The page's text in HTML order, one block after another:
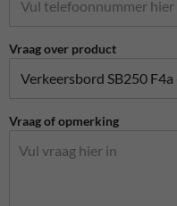
Vraag over product
Vraag of opmerking